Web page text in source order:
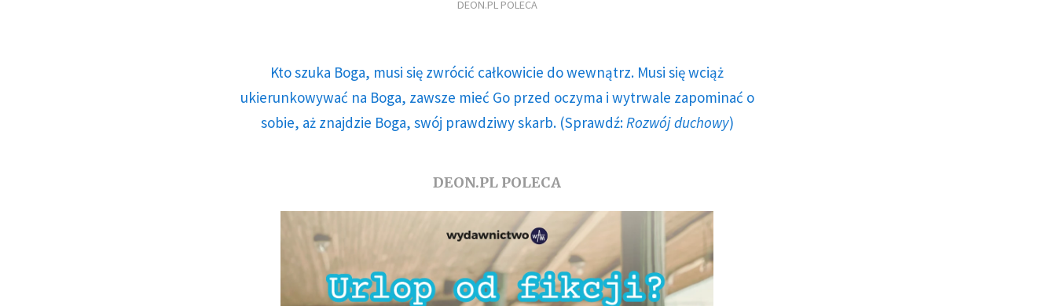
DEON.PL POLECA
Kto szuka Boga, musi się zwrócić całkowicie do wewnątrz. Musi się wciąż
ukierunkowywać na Boga, zawsze mieć Go przed oczyma i wytrwale zapominać o
sobie, aż znajdzie Boga, swój prawdziwy skarb. (Sprawdź: Rozwój duchowy)
DEON.PL POLECA